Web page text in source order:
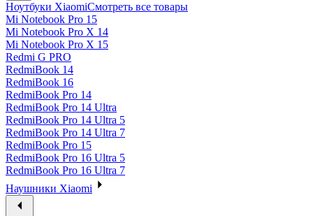
Ноутбуки XiaomiСмотреть все товары
Mi Notebook Pro 15
Mi Notebook Pro X 14
Mi Notebook Pro X 15
Redmi G PRO
RedmiBook 14
RedmiBook 16
RedmiBook Pro 14
RedmiBook Pro 14 Ultra
RedmiBook Pro 14 Ultra 5
RedmiBook Pro 14 Ultra 7
RedmiBook Pro 15
RedmiBook Pro 16 Ultra 5
RedmiBook Pro 16 Ultra 7
Наушники Xiaomi